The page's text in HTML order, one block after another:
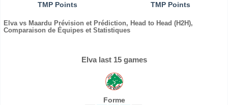
TMP Points TMP Points
Elva vs Maardu Prévision et Prédiction, Head to Head (H2H),
Comparaison de Équipes et Statistiques
Elva last 15 games
Forme